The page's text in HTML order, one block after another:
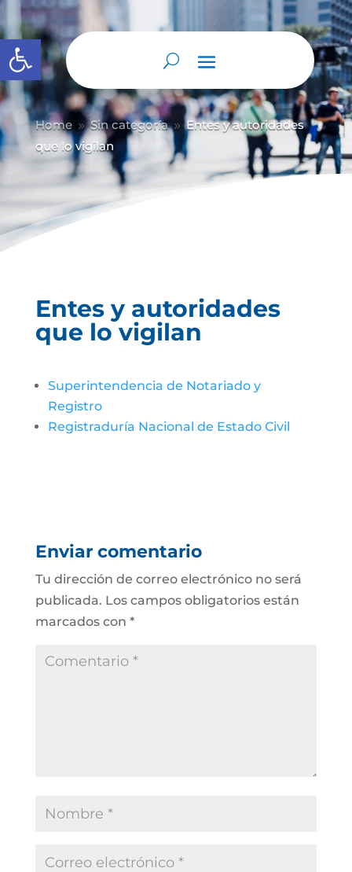
Abrir barra de herramientas
Home 9 Sin categoría 9 Entes y autoridades
que lo vigilan
Entes y autoridades
que lo vigilan
Superintendencia de Notariado y
Registro
Registraduría Nacional de Estado Civil
Enviar comentario
Tu dirección de correo electrónico no será
publicada. Los campos obligatorios están
marcados con *